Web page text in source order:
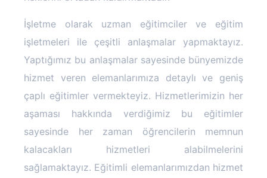
İşletme olarak uzman eğitimciler ve eğitim
işletmeleri ile çeşitli anlaşmalar yapmaktayız.
Yaptığımız bu anlaşmalar sayesinde bünyemizde
hizmet veren elemanlarımıza detaylı ve geniş
çaplı eğitimler vermekteyiz. Hizmetlerimizin her
aşaması hakkında verdiğimiz bu eğitimler
sayesinde her zaman öğrencilerin memnun
kalacakları hizmetleri alabilmelerini
sağlamaktayız. Eğitimli elemanlarımızdan hizmet